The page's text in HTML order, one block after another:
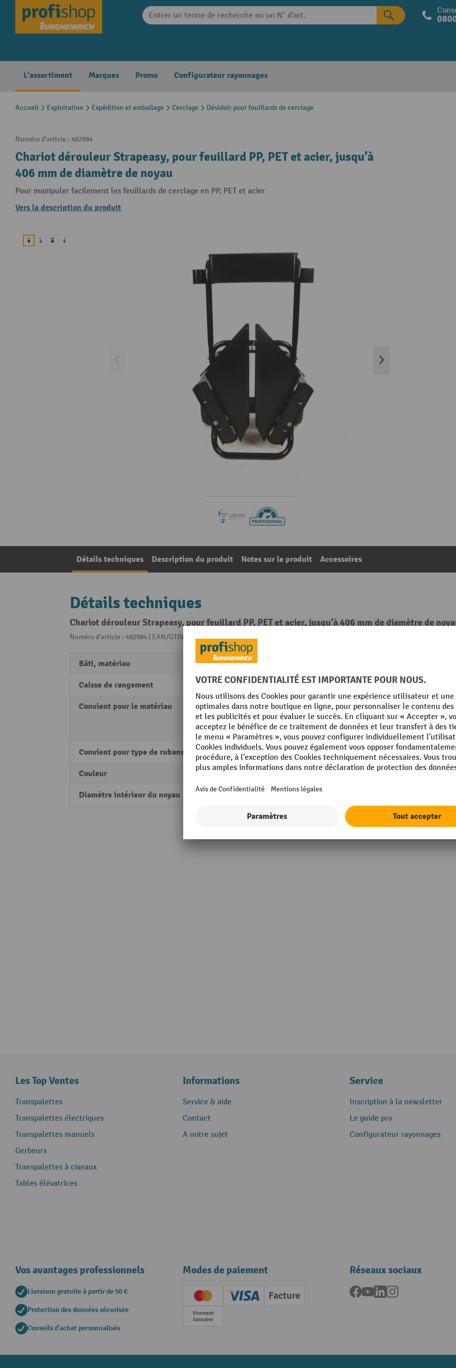
Skip to main navigation
L'assortiment Marques Promo Configurateur rayonnages
Accueil Exploitation Expédition et emballage Cerclage Dévidoir pour feuillards de cerclage
Numéro d'article : 482984
Chariot dérouleur Strapeasy, pour feuillard PP, PET et acier, jusqu’à
406 mm de diamètre de noyau
Pour manipuler facilement les feuillards de cerclage en PP, PET et acier
Vers la description du produit
Détails techniques Description du produit Notes sur le produit Accessoires
Détails techniques
Chariot dérouleur Strapeasy, pour feuillard PP, PET et acier, jusqu’à 406 mm de diamètre de
Numéro d'article : 482984 | EAN/GTIN: 4250982645157De la catégorie :
Bâti, matériau Métal
Caisse de rangement oui
Convient pour le matériau
Acier
Polypropylène (PP)
Polyéthyène (PE)
Convient pour type de rubans Bande de cerclage en PET
Couleur
Diamètre intérieur du noyau
Largeur
Largeur de bande
Marque
Poids propre
Profondeur
Les Top Ventes
Transpalettes
Transpalettes électriques
Transpalettes manuels
Gerbeurs
Transpalettes à ciseaux
Tables élévatrices
Informations
Service & aide
Contact
A notre sujet
Service
Inscription à la newsletter
Le guide pro
Configurateur rayonnages
Vos avantages professionnels
Livraison gratuite à partir de 50 €
Protection des données sécurisée
Conseils d'achat personnalisés
Modes de paiement
Creditcard (Master)Creditcard (Visa)
Facture
Paiement anticipé
Réseaux sociaux
Facebook
YouTubeLinkedInInstagram